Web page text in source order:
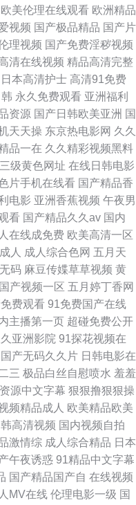
欧美伦理在线观看 欧洲精品
视频 国产极品精品 国产片
理视频 国产免费淫秽视频
清在线视频 精品高清完整
日本高清护士 高清91免费
永久免费观看 亚洲福利
资源 国产日韩欧美亚洲 国
天天操 东京热电影网 久久
品一在 久久精彩视频黑料
级黄色网址 在线日韩电影
片手机在线看 国产精品香
电影 亚洲香蕉视频 午夜男
看 国产精品久久av 国内
在线成免费 欧美高清一区
人 成人综合色网 五月天
码 麻豆传媟草草视频 黄
产视频一区 五月婷丁香网
费观看 91免费国产在线
主播第一页 超碰免费公开
亚洲影院 91探花视频在
国产无码久久片 日韩电影在
三 极品白丝自慰喷水 羞羞
源中文字幕 狠狠撸狠狠操
频精品成人 欧美精品欧美
韩高清视频 国内视频自拍
激情综 成人综合精品 日本
午夜诱惑 91精品中文字幕
国产精品国产自 在线视频
MV在线 伦理电影一级 国